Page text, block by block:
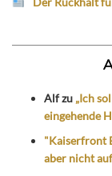
Alfzu „Ich
eingehende
"Kaiserfront
aber nicht